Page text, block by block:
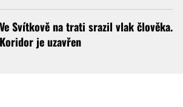
Ve Svítkově na trati srazil vlak člověka.
Koridor je uzavřen